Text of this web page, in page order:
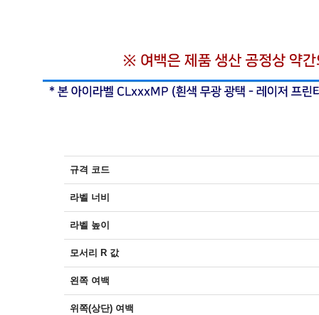
규격 코드
라벨 너비
라벨 높이
모서리 R 값
왼쪽 여백
위쪽(상단) 여백